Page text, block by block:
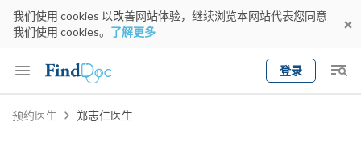
我们使用 cookies 以改善网站体验，继续浏览本网站代表您同意
我们使用 cookies。 了解更多
登录
Keyword
预约医生 郑志仁医生